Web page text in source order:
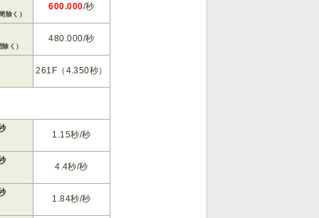
除く）
600.000/秒
く）
480.000/秒
261F（4.350秒）
1.15秒/秒
4.4秒/秒
1.84秒/秒